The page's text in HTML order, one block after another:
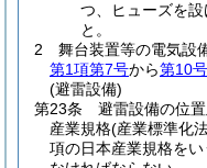
つ、ヒューズを
と。
2
舞台装置等の電気設
第1項第7号から第10号
(避雷設備)
第23条
避雷設備の位
産業規格(産業標準化
項の日本産業規格を